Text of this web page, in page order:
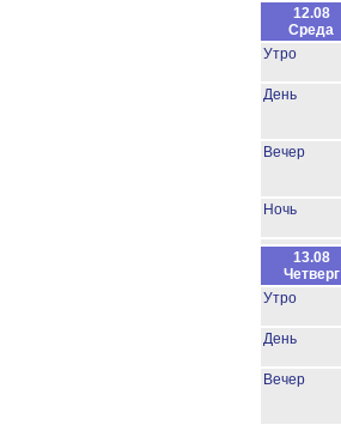
12.08
Среда
Утро
День
Вечер
Ночь
13.08
Четверг
Утро
День
Вечер